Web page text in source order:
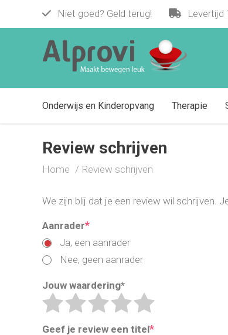
Niet goed? Geld terug! Levertijd
Onderwijs en Kinderopvang Therapie
Review schrijven
Home Review schrijven
We zijn blij dat je een review wil schrijven.
Aanrader*
Ja, een aanrader
Nee, geen aanrader
Jouw waardering*
Geef je review een titel*